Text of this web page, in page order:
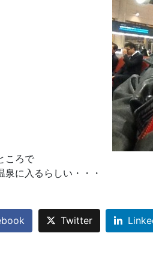
ころで
泉に入るらしい・・・
Twitter